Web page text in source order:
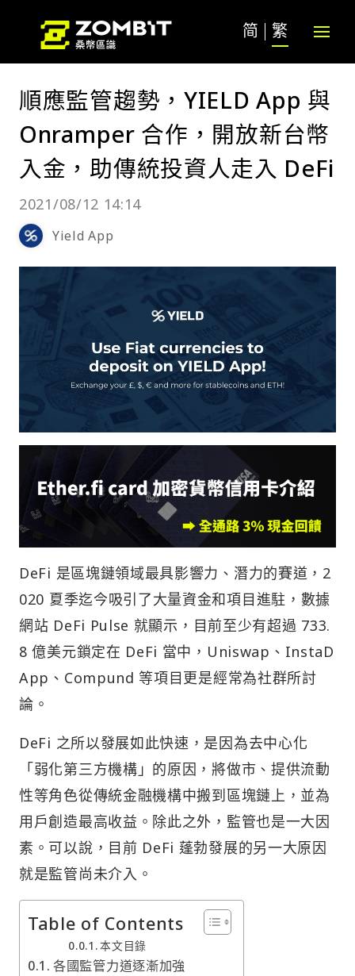
简 繁
順應監管趨勢，YIELD App 與
Onramper 合作，開放新台幣
入金，助傳統投資人走入 DeFi
2021/08/12 14:14
Yield App
DeFi 是區塊鏈領域最具影響力、潛力的賽道，2
020 夏季迄今吸引了大量資金和項目進駐，數據
網站 DeFi Pulse 就顯示，目前至少有超過 733.
8 億美元鎖定在 DeFi 當中，Uniswap、InstaD
App、Compund 等項目更是經常為社群所討
論。
DeFi 之所以發展如此快速，是因為去中心化
「弱化第三方機構」的原因，將做市、提供流動
性等角色從傳統金融機構中搬到區塊鏈上，並為
用戶創造最高收益。除此之外，監管也是一大因
素。可以說，目前 DeFi 蓬勃發展的另一大原因
就是監管尚未介入。
Table of Contents
本文目錄
各國監管力道逐漸加強